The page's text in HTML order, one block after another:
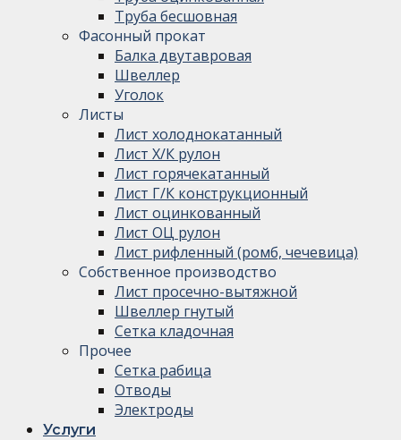
Труба бесшовная
Фасонный прокат
Балка двутавровая
Швеллер
Уголок
Листы
Лист холоднокатанный
Лист Х/К рулон
Лист горячекатанный
Лист Г/К конструкционный
Лист оцинкованный
Лист ОЦ рулон
Лист рифленный (ромб, чечевица)
Собственное производство
Лист просечно-вытяжной
Швеллер гнутый
Сетка кладочная
Прочее
Сетка рабица
Отводы
Электроды
Услуги